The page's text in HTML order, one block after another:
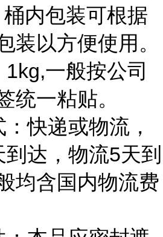
内包装可根据
装以方便使用。
一般按公司
统一粘贴。
快递或物流，
到达，物流5天到
均含国内物流费